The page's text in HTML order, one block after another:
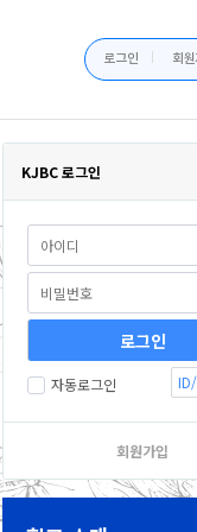
로그인 회
KJBC 로그인
자동로그인
회원가입